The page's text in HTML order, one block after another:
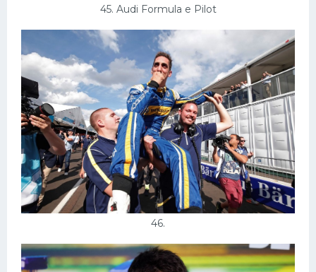
45. Audi Formula e Pilot
46.